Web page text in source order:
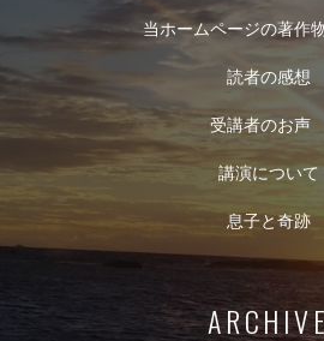
当ホームページの著作
読者の感想
受講者のお
講演について
息子と奇跡
ARCHIVE